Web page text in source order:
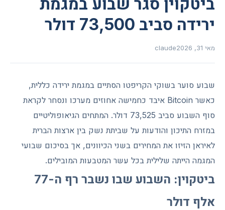
ביטקוין סגר שבוע במגמת
ירידה סביב 73,500 דולר
מאי 31, 2026 claude
שבוע סוער בשוקי הקריפטו הסתיים במגמת ירידה כללית,
כאשר Bitcoin איבד כחמישה אחוזים מערכו ונסחר לקראת
סוף השבוע סביב 73,525 דולר. המתחים הגיאופוליטיים
במזרח התיכון והודעות על שביתת נשק בין ארצות הברית
לאיראן הזיזו את המחירים בשני הכיוונים, אך בסיכום שבועי
המגמה הייתה שלילית בכל עשר המטבעות המובילים.
ביטקוין: השבוע שבו נשבר רף ה-77
אלף דולר